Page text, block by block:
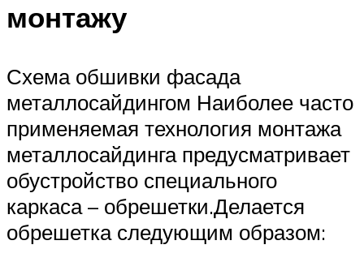
монтажу
Схема обшивки фасада
металлосайдингом Наиболее часто
применяемая технология монтажа
металлосайдинга предусматривает
обустройство специального
каркаса – обрешетки.Делается
обрешетка следующим образом: